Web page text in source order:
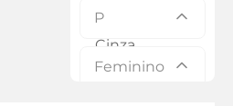
P
Feminino